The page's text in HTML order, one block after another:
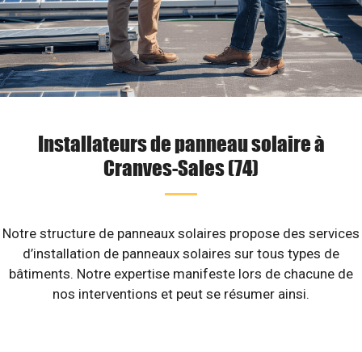
Installateurs de panneau solaire à
Cranves-Sales (74)
Notre structure de panneaux solaires propose des services
d’installation de panneaux solaires sur tous types de
bâtiments. Notre expertise manifeste lors de chacune de
nos interventions et peut se résumer ainsi.